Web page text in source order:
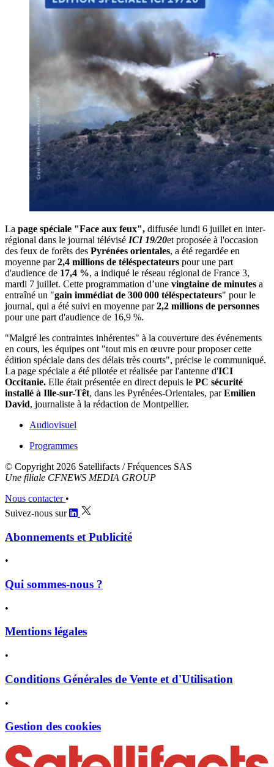
La page spéciale "Face aux feux", diffusée lundi 6 juillet en inter-
régional dans le journal télévisé ICI 19/20et proposée à l'occasion
des feux de forêts des Pyrénées orientales, a été regardée en
moyenne par2,4 millions de téléspectateurs pour une part
d'audience de 17,4 %, a indiqué le réseau régional de France 3,
mardi 7 juillet. Cette programmation d’une vingtaine de minutes a
entraîné un "gain immédiat de 300 000 téléspectateurs" pour le
journal, qui a été suivi en moyenne par2,2 millions de personnes
pour une part d'audience de 16,9 %.
"Malgré les contraintes inhérentes" à la couverture des événements
en cours, les équipes ont "tout mis en œuvre pour proposer cette
édition spéciale dans des délais très courts", précise le communiqué.
La page spéciale a été pilotée et réalisée par l'antenne d'ICI
Occitanie. Elle était présentée en direct depuis le PC sécurité
installé à Ille-sur-Têt, dans les Pyrénées-Orientales, parEmilien
David, journaliste à la rédaction de Montpellier.
Audiovisuel
Programmes
© Copyright 2026 Satellifacts / Fréquences SAS
Une filiale CFNEWS MEDIA GROUP
Nous contacter •
Suivez-nous sur
Abonnements et Publicité
•
Qui sommes-nous ?
•
Mentions légales
•
Conditions Générales de Vente et d'Utilisation
•
Gestion des cookies